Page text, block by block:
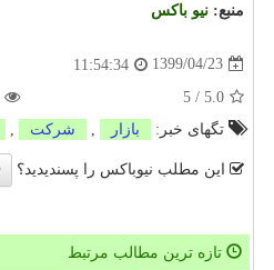
منبع: نیو باكس
1399/04/23
11:54:34
5.0
/
5
تگهای خبر:
بازار شركت
این مطلب نیوباکس را پسندیدید؟
تازه ترین مطالب مرتبط